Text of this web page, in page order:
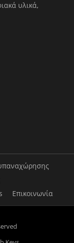
υλικά,
Επικοινωνία